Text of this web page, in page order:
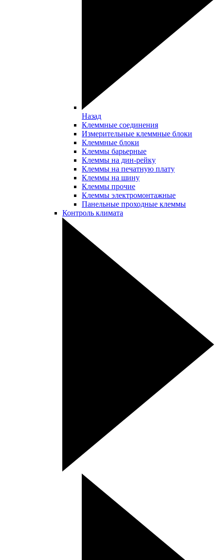
Назад
Клеммные соединения
Измерительные клеммные блоки
Клеммные блоки
Клеммы барьерные
Клеммы на дин-рейку
Клеммы на печатную плату
Клеммы на шину
Клеммы прочие
Клеммы электромонтажные
Панельные проходные клеммы
Контроль климата